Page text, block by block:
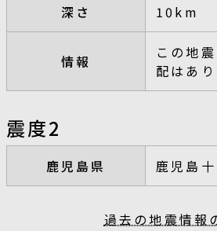
深さ 10km
情報
この地
配はあり
震度2
鹿児島県 鹿児島
過去の地震情報